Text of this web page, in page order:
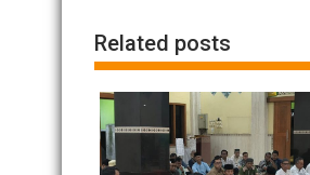
Related posts